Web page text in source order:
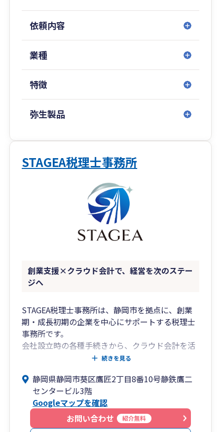
す。
◆税務調査に強い！
◆投資に強い！
不動産、太陽光、株式、保険など、富裕層の方が
はじめまして！
静岡県静岡市の最高のＩＴ税理士法人、最高のＩ
Ｔ経営支援株式会社の代表税理士 戸越裕介（とご
えゆうすけ）と申します。
私の祖父と父は昔、大阪で工場を経営し、毎日朝
4時に起きて誰よりも早く出社し、ボイラーを焚
いて機械を温め、真っ黒になりながら汗をかき、
日が暮れるまで働いていました。
金繰りはお世辞にも順風満帆で安心経営とは言え
ず、金策に走る事も多かったと聞いています。
当時は、「黒字なのに資金繰りが厳しい理由」が
税金と会計って難しいですよね。。。
私たちの仕事は、いかに「難しいことをわかりや
すく」するかが重要だと考えています。
難しい専門用語をできる限り無くし、回りくどい
内容をシンプルに説明することで、「日本一わか
りやすい税理士」を目指しています。
また、近年はＩＴやＡＩが発達し、経理業務が大
幅に変化しています。
依頼内容
業種
特徴
弥生製品
STAGEA税理士事務所
創業支援×クラウド会計で、経営を次のステー
ジへ
STAGEA税理士事務所は、静岡市を拠点に、創業
期・成長初期の企業を中心にサポートする税理士
事務所です。
会社設立時の各種手続きから、クラウド会計を活
用した経理体制の構築、資金繰りや税務面の整理
ルで支援しています。
創業期は判断すべきことが多く、税務や会計が後
回しになりがちです。
当事務所では、単なる申告業務にとどまらず、経
続きを見る
静岡県静岡市葵区鷹匠2丁目8番10号静鉄鷹二
センタービル3階
Googleマップを確認
お問い合わせ
紹介無料